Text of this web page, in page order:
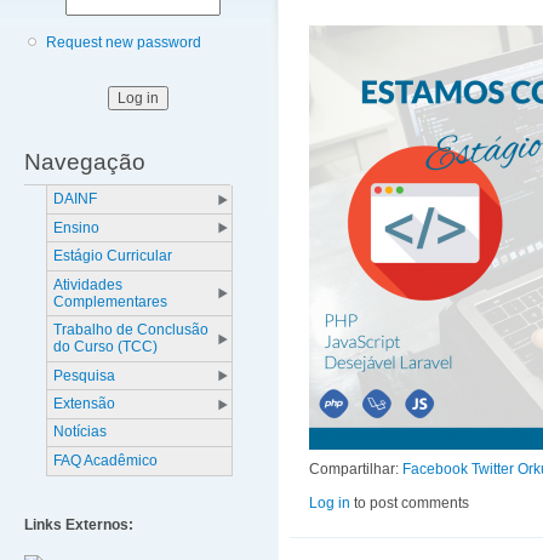
Request new password
Navegação
DAINF
Ensino
Estágio Curricular
Atividades
Complementares
Trabalho de Conclusão
do Curso (TCC)
Pesquisa
Extensão
Notícias
FAQ Acadêmico
Links Externos:
Compartilhar: Facebook Twitter
Log in to post comments